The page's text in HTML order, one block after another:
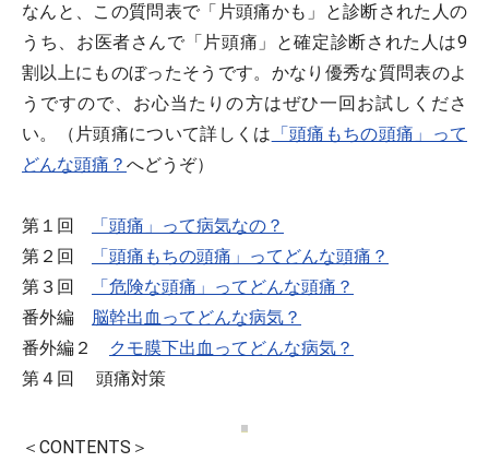
なんと、この質問表で「片頭痛かも」と診断された人の
うち、お医者さんで「片頭痛」と確定診断された人は9
割以上にものぼったそうです。かなり優秀な質問表のよ
うですので、お心当たりの方はぜひ一回お試しくださ
い。（片頭痛について詳しくは 「頭痛もちの頭痛」って
どんな頭痛？ へどうぞ）
第１回
「頭痛」って病気なの？
第２回
「頭痛もちの頭痛」ってどんな頭痛？
第３回
「危険な頭痛」ってどんな頭痛？
番外編 脳幹出血ってどんな病気？
番外編２
クモ膜下出血ってどんな病気？
第４回 頭痛対策
＜CONTENTS＞